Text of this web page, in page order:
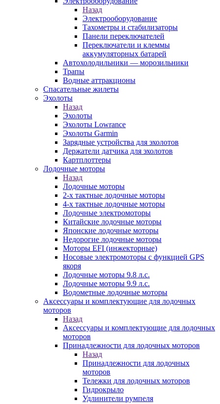
Назад
Электрооборудование
Тахометры и стабилизаторы
Панели переключателей
Переключатели и клеммы
аккумуляторных батарей
Автохолодильники — морозильники
Трапы
Водные аттракционы
Спасательные жилеты
Эхолоты
Назад
Эхолоты
Эхолоты Lowrance
Эхолоты Garmin
Зарядные устройства для эхолотов
Держатели датчика для эхолотов
Картплоттеры
Лодочные моторы
Назад
Лодочные моторы
2-х тактные лодочные моторы
4-х тактные лодочные моторы
Лодочные электромоторы
Китайские лодочные моторы
Японские лодочные моторы
Недорогие лодочные моторы
Моторы EFI (инжекторные)
Носовые электромоторы с функцией GPS
якоря
Лодочные моторы 9.8 л.с.
Лодочные моторы 9.9 л.с.
Водометные лодочные моторы
Аксессуары и комплектующие для лодочных
моторов
Назад
Аксессуары и комплектующие для лодочных
моторов
Принадлежности для лодочных моторов
Назад
Принадлежности для лодочных
моторов
Тележки для лодочных моторов
Гидрокрыло
Удлинители румпеля